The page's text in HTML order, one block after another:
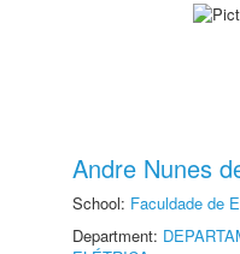
Andre Nunes
School: Faculdade de
Department: